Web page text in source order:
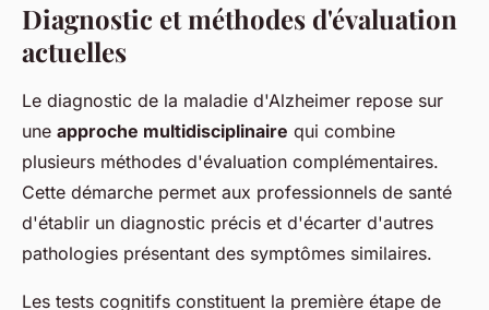
Diagnostic et méthodes d'évaluation
actuelles
Le diagnostic de la maladie d'Alzheimer repose sur
une approche multidisciplinaire qui combine
plusieurs méthodes d'évaluation complémentaires.
Cette démarche permet aux professionnels de santé
d'établir un diagnostic précis et d'écarter d'autres
pathologies présentant des symptômes similaires.
Les tests cognitifs constituent la première étape de